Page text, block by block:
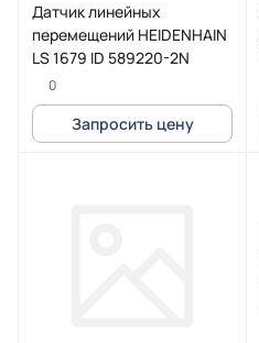
Датчик линейных
перемещений HEIDENHAIN
LS 1679 ID 589220-2N
0
Запросить цену